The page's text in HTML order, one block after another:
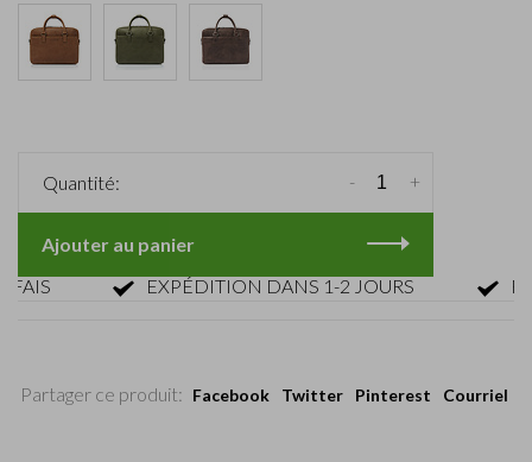
Quantité: +
-
Ajouter au panier
EXPÉDITION DANS 1-2 JOURS
Partager ce produit: Facebook Twitter Pinterest Courriel